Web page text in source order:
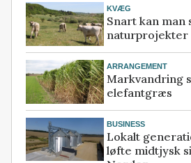
KVÆG
Snart kan man
naturprojekter
ARRANGEMENT
Markvandring
elefantgræs
BUSINESS
Lokalt
løfte midtjysk